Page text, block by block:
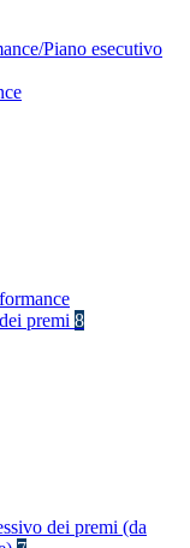
Piano esecutivo
premi 8
dei premi (da